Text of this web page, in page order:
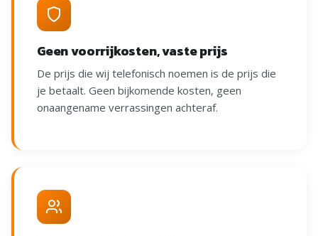
Geen voorrijkosten, vaste prijs
De prijs die wij telefonisch noemen is de prijs die
je betaalt. Geen bijkomende kosten, geen
onaangename verrassingen achteraf.